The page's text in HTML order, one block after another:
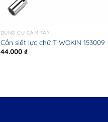
DỤNG CỤ CẦM TAY
Cần siết lực chữ T WOKIN 153009
44.000 ₫